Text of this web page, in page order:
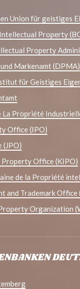
Union für geistiges
Property
Property
Markenamt (DPMA)
für Geistiges
Propriété
Office (IPO)
(JPO)
Office (KIPO)
de la Propriété
and Trademark Office
Organization